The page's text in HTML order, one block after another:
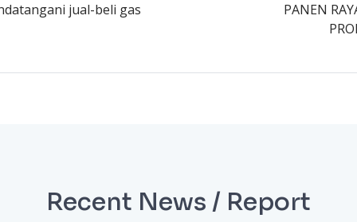
jual-beli gas
PANEN
Recent News / Report